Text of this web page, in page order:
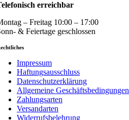
erreichbar
– Freitag 10:00 – 17:00
& Feiertage geschlossen
Impressum
Haftungsausschluss
Datenschutzerklärung
Allgemeine Geschäftsbedingungen
Zahlungsarten
Versandarten
Widerrufsbelehrung